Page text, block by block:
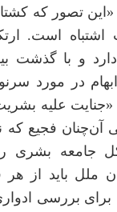
تصور که
اشتباه است.
دارد و با گذشت
در مورد
«جنایت علیه
آن‌چنان فجیع که
جامعه بشری را
ملل باید از هر
برای بررسی